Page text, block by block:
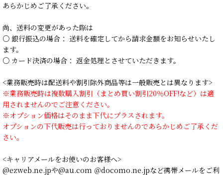
あらかじめご了承ください。
尚、送料の変更があった際は
○ 銀行振込の場合： 送料を確定してから請求金額をお知らせいたし
ます。
○ カード決済の場合： 返金処理とさせていただきます。
<業務販売時は配送料や割引除外商品等は一般販売とは異なります>
※業務販売時は複数購入割引（まとめ買い割引20％OFF!など）は適
用されませんのでご注意ください。
※オプション価格はそのまま下代にプラスされます。
オプションの下代販売は行っておりませんのであらかじめご了承くだ
さい。
<キャリアメールをお使いのお客様へ>
@ezweb.ne.jpや@au.com ＠docomo.ne.jpなど携帯メールをご利